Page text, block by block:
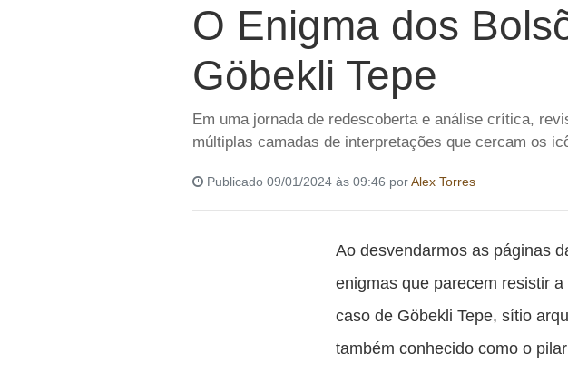
O Enigma dos
Göbekli Tepe
Em uma jornada de redescoberta e análise crítica,
múltiplas camadas de interpretações que cercam os
Publicado 09/01/2024 às 09:46 porAlex Torres
Ao desvendarmos as páginas
enigmas que parecem resistir
caso de Göbekli Tepe, sítio
também conhecido como o